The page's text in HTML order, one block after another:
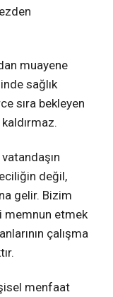
muayene
sağlık
sıra bekleyen
kaldırmaz.
vatandaşın
değil,
gelir. Bizim
memnun etmek
çalışma
menfaat